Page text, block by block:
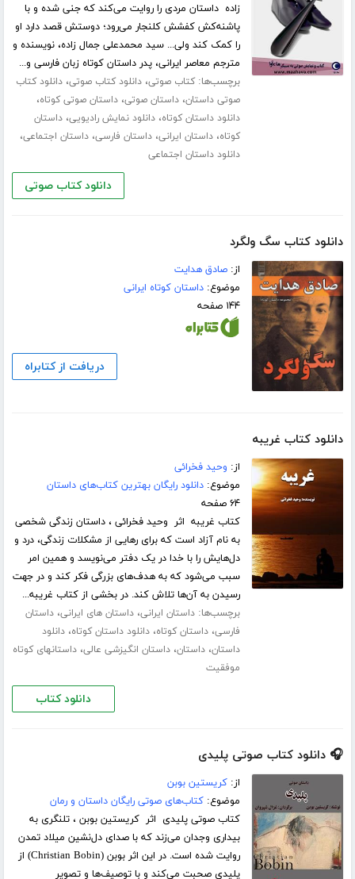
زاده داستان مردی را روایت می‌کند که جنی شده و با
پاشنه‌کش کفشش کلنجار می‌رود؛ دوستش قصد دارد او
را کمک کند ولی... سید محمدعلی جمال زاده، نویسنده و
مترجم معاصر ایرانی، پدر داستان کوتاه زبان فارسی و...
برچسب‌ها:کتاب صوتی،دانلود کتاب صوتی،دانلود کتاب
صوتی داستان،داستان صوتی،داستان صوتی کوتاه،
دانلود داستان کوتاه،دانلود نمایش رادیویی،داستان
کوتاه،داستان ایرانی،داستان فارسی،داستان اجتماعی،
دانلود داستان اجتماعی
دانلود کتاب صوتی
دانلود کتاب سگ ولگرد
از:صادق هدایت
موضوع:داستان کوتاه ایرانی
۱۴۴ صفحه
دریافت از کتابراه
دانلود کتاب غریبه
از: وحید فخرائی
موضوع:دانلود رایگان بهترین کتاب‌های داستان
۶۴ صفحه
کتاب غریبه اثر وحید فخرائی ، داستان زندگی شخصی
به نام آزاد است که برای رهایی از مشکلات زندگی، درد و
دل‌هایش را با خدا در یک دفتر می‌نویسد و همین امر
سبب می‌شود که به هدف‌های بزرگی فکر کند و در جهت
رسیدن به آن‌ها تلاش کند. در بخشی از کتاب غریبه...
برچسب‌ها:داستان ایرانی،داستان های ایرانی،داستان
فارسی،داستان کوتاه،دانلود داستان کوتاه،دانلود
داستان،داستان،داستان انگیزشی عالی،داستانهای کوتاه
موفقیت
دانلود کتاب
🎧 دانلود کتاب صوتی پلیدی
از:کریستین بوبن
موضوع:کتاب‌های صوتی رایگان داستان و رمان
کتاب صوتی پلیدی اثر کریستین بوبن ، تلنگری به
بیداری وجدان می‌زند که با صدای دل‌نشین میلاد تمدن
روایت شده است. در این اثر بوبن (Christian Bobin) از
پلیدی صحبت می‌کند و با توصیف‌ها و تصویر